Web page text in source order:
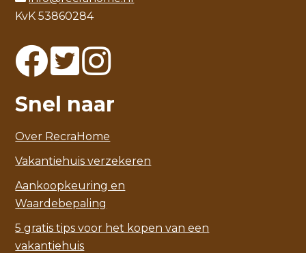
KvK 53860284
Snel naar
Over RecraHome
Vakantiehuis verzekeren
Aankoopkeuring en
Waardebepaling
5 gratis tips voor het kopen van een
vakantiehuis